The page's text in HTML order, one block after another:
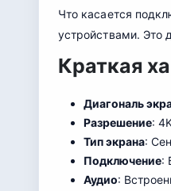
Что касается
устройствами. Это
Краткая
Диагональ
Разрешение:
Тип экрана:
Подключение:
Аудио: